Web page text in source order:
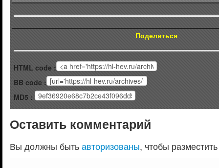
Поделиться
HTML code :
BB code :
MD5 :
Оставить комментарий
Вы должны бытьавторизованы, чтобы